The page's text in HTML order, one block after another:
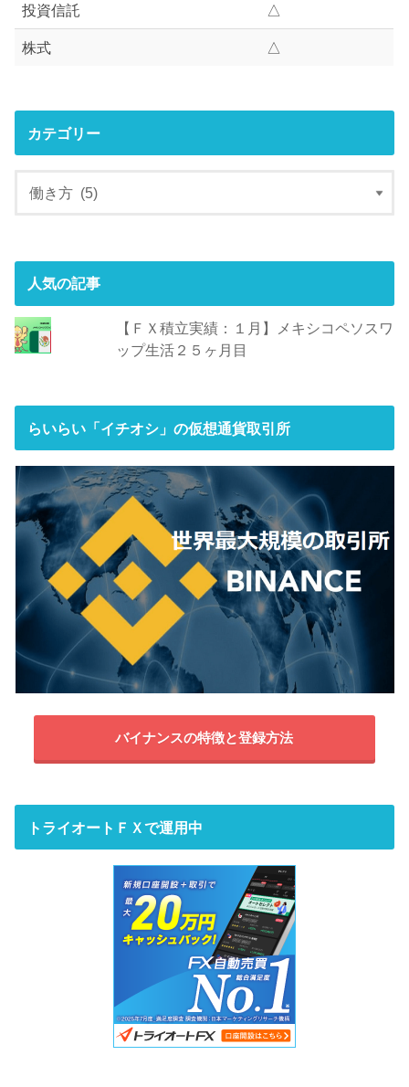
投資信託 △
株式 △
カテゴリー
人気の記事
【ＦＸ積立実績：１月】メキシコペソスワ
ップ生活２５ヶ月目
らいらい「イチオシ」の仮想通貨取引所
バイナンスの特徴と登録方法
トライオートＦＸで運用中